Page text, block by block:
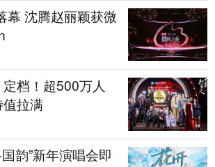
幕 沈腾赵丽颖获微
定档！超500万人
拉满
韵”新年演唱会即